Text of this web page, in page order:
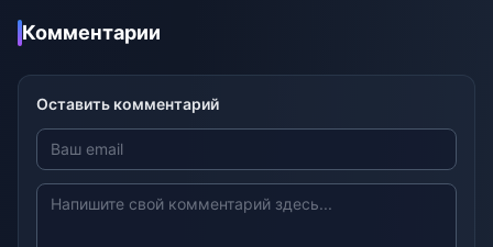
Комментарии
Оставить комментарий